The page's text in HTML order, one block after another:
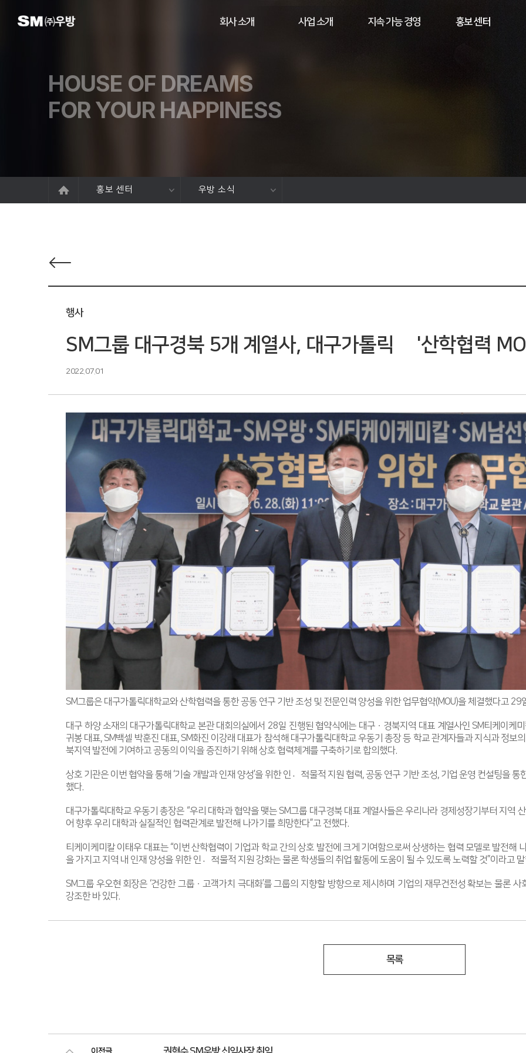
회사 소개 사업 소개 지속 가능 경영 홍보 센터
HOUSE OF DREAMS
FOR YOUR HAPPINESS
홍보 센터 우방 소식
행사
SM그룹 대구경북 5개 계열사, 대구가톨릭大 '산학협력
2022.07.01
SM그룹은 대구가톨릭대학교와 산학협력을 통한 공동 연구 기반 조성 및 전문인력 양성을 위한 업무협약(MOU)을 체결했다고 29
대구 하양 소재의 대구가톨릭대학교 본관 대회의실에서 28일 진행된 협약식에는 대구ㆍ경북지역 대표 계열사인 SM티케이케
귀봉 대표, SM백셀 박훈진 대표, SM화진 이강래 대표가 참석해 대구가톨릭대학교 우동기 총장 등 학교 관계자들과 지식과 정보
북지역 발전에 기여하고 공동의 이익을 증진하기 위해 상호 협력체계를 구축하기로 합의했다.
상호 기관은 이번 협약을 통해 ‘기술 개발과 인재 양성’을 위한 인적〮물적 지원 협력, 공동 연구 기반 조성, 기업 운영 컨설팅을
했다.
대구가톨릭대학교 우동기 총장은 “우리 대학과 협약을 맺는 SM그룹 대구경북 대표 계열사들은 우리나라 경제성장기부터 지역
어 향후 우리 대학과 실질적인 협력관계로 발전해 나가기를 희망한다”고 전했다.
티케이케미칼 이태우 대표는 “이번 산학협력이 기업과 학교 간의 상호 발전에 크게 기여함으로써 상생하는 협력 모델로 발전해
을 가지고 지역 내 인재 양성을 위한 인적〮물적 지원 강화는 물론 학생들의 취업 활동에 도움이 될 수 있도록 노력할 것”이라고 말
SM그룹 우오현 회장은 ‘건강한 그룹ㆍ 고객가치 극대화’를 그룹의 지향할 방향으로 제시하며 기업의 재무건전성 확보는 물론
강조한 바 있다.
목록